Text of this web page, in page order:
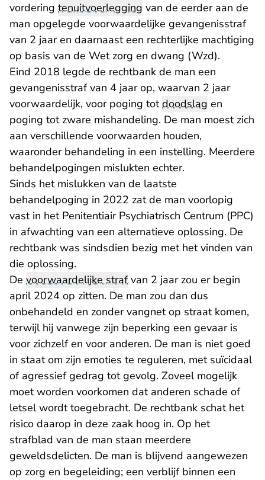
vordering tenuitvoerlegging van de eerder aan de
man opgelegde voorwaardelijke gevangenisstraf
van 2 jaar en daarnaast een rechterlijke machtiging
op basis van de Wet zorg en dwang (Wzd).
Eind 2018 legde de rechtbank de man een
gevangenisstraf van 4 jaar op, waarvan 2 jaar
voorwaardelijk, voor poging totdoodslag en
poging tot zware mishandeling. De man moest zich
aan verschillende voorwaarden houden,
waaronder behandeling in een instelling. Meerdere
behandelpogingen mislukten echter.
Sinds het mislukken van de laatste
behandelpoging in 2022 zat de man voorlopig
vast in het Penitentiair Psychiatrisch Centrum (PPC)
in afwachting van een alternatieve oplossing. De
rechtbank was sindsdien bezig met het vinden van
die oplossing.
De voorwaardelijke strafvan 2 jaar zou er begin
april 2024 op zitten. De man zou dan dus
onbehandeld en zonder vangnet op straat komen,
terwijl hij vanwege zijn beperking een gevaar is
voor zichzelf en voor anderen. De man is niet goed
in staat om zijn emoties te reguleren, met suïcidaal
of agressief gedrag tot gevolg. Zoveel mogelijk
moet worden voorkomen dat anderen schade of
letsel wordt toegebracht. De rechtbank schat het
risico daarop in deze zaak hoog in. Op het
strafblad van de man staan meerdere
geweldsdelicten. De man is blijvend aangewezen
op zorg en begeleiding; een verblijf binnen een